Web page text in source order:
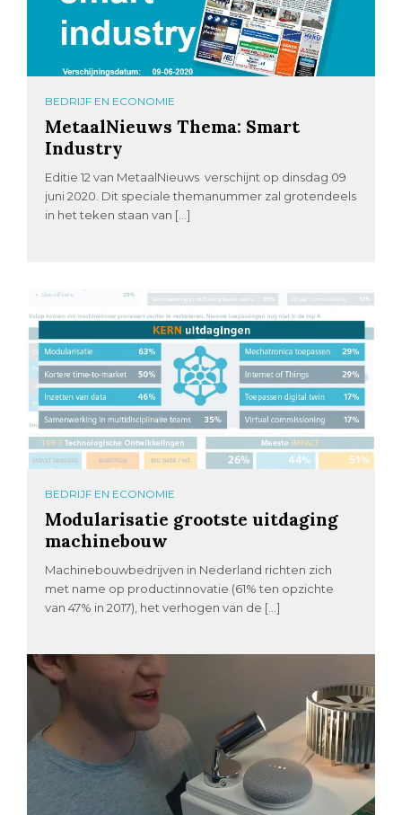
BEDRIJF EN ECONOMIE
MetaalNieuws Thema: Smart
Industry
Editie 12 van MetaalNieuws verschijnt op dinsdag 09
juni 2020. Dit speciale themanummer zal grotendeels
in het teken staan van […]
BEDRIJF EN ECONOMIE
Modularisatie grootste uitdaging
machinebouw
Machinebouwbedrijven in Nederland richten zich
met name op productinnovatie (61% ten opzichte
van 47% in 2017), het verhogen van de […]